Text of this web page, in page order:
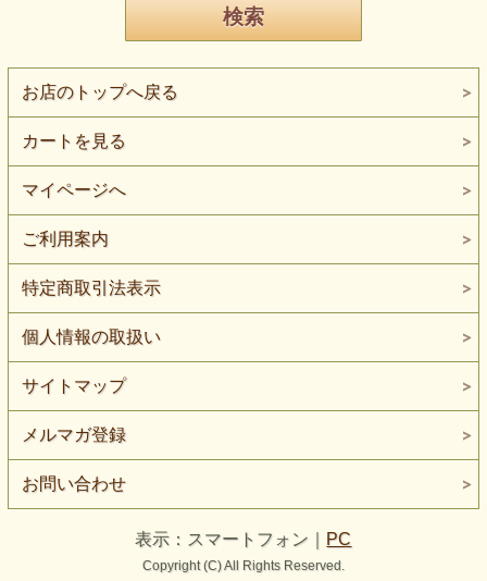
お店のトップへ戻る
カートを見る
マイページへ
ご利用案内
特定商取引法表示
個人情報の取扱い
サイトマップ
メルマガ登録
お問い合わせ
表示：スマートフォン｜ PC
Copyright (C) All Rights Reserved.